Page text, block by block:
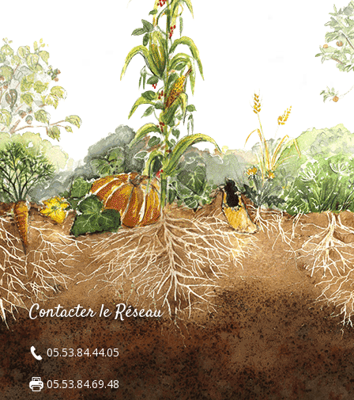
Contacter le Réseau
05.53.84.44.05
05.53.84.69.48